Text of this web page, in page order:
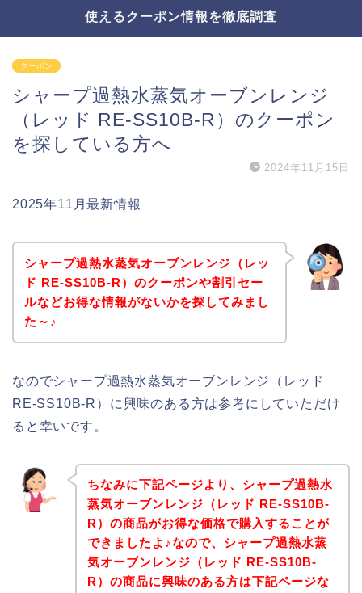
使えるクーポン情報を徹底調査
クーポン
シャープ過熱水蒸気オーブンレンジ
（レッド RE-SS10B-R）のクーポン
を探している方へ
2024年11月15日
2025年11月最新情報
シャープ過熱水蒸気オーブンレンジ（レッ
ド RE-SS10B-R）のクーポンや割引セー
ルなどお得な情報がないかを探してみまし
た～♪
なのでシャープ過熱水蒸気オーブンレンジ（レッド
RE-SS10B-R）に興味のある方は参考にしていただけ
ると幸いです。
ちなみに下記ページより、シャープ過熱水
蒸気オーブンレンジ（レッド RE-SS10B-
R）の商品がお得な価格で購入することが
できましたよ♪なので、シャープ過熱水蒸
気オーブンレンジ（レッド RE-SS10B-
R）の商品に興味のある方は下記ページな